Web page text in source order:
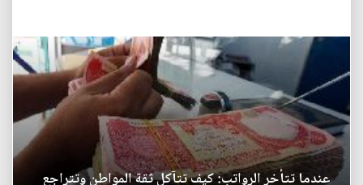
عندما تتأخر الرواتب: كيف تتآكل ثقة المواطن وتتراجع